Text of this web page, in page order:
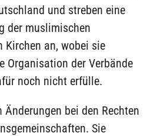
und streben eine
der muslimischen
Kirchen an, wobei sie
Organisation der Verbände
noch nicht erfülle.
Änderungen bei den Rechten
Sie